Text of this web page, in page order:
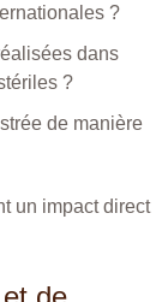
?
dans
?
de manière
un impact direct